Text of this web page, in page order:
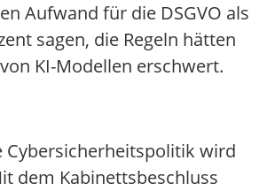
Aufwand für die DSGVO als
sagen, die Regeln hätten
KI-Modellen erschwert.
Cybersicherheitspolitik wird
dem Kabinettsbeschluss